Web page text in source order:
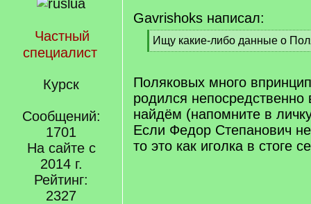
Частный
специалист
Курск
Сообщений:
1701
На сайте с
2014 г.
Рейтинг:
2327
Gavrishoks написал:
[
q
Ищу какие-либо данные о
[
q
]
Поляковых много
родился непосредственно
найдём (напомните в
Если Федор Степанович
то это как иголка в стоге